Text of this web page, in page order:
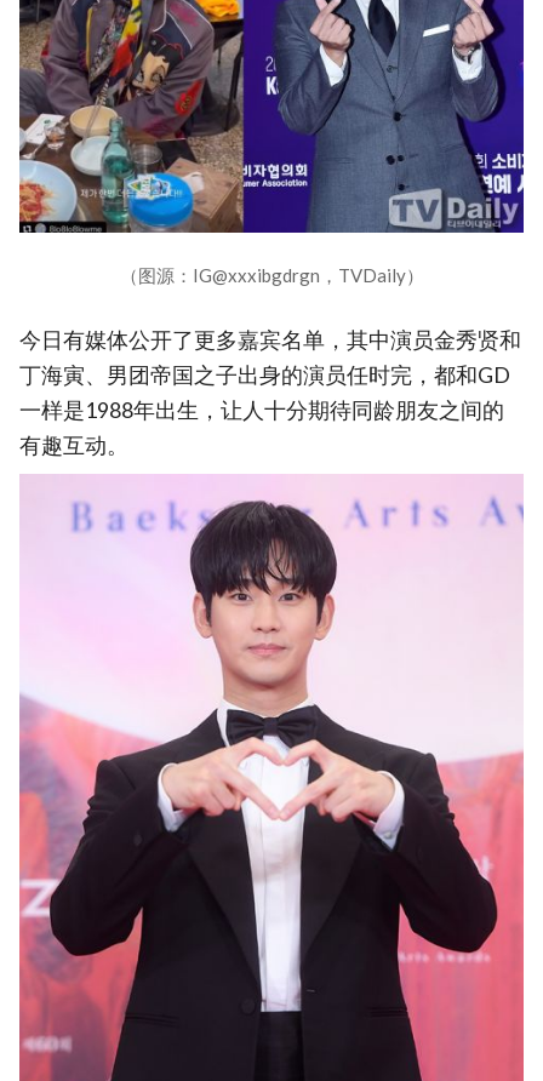
（图源：IG@xxxibgdrgn，TVDaily）
今日有媒体公开了更多嘉宾名单，其中演员金秀贤和
丁海寅、男团帝国之子出身的演员任时完，都和GD
一样是1988年出生，让人十分期待同龄朋友之间的
有趣互动。